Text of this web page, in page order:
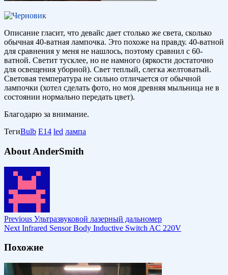
Описание гласит, что девайс дает столько же света, сколько
обычная 40-ватная лампочка. Это похоже на правду. 40-ватной
для сравнения у меня не нашлось, поэтому сравнил с 60-
ватной. Светит тусклее, но не намного (яркости достаточно
для освещения уборной). Свет теплый, слегка желтоватый.
Световая температура не сильно отличается от обычной
лампочки (хотел сделать фото, но моя древняя мыльница не в
состоянии нормально передать цвет).
Благодарю за внимание.
ТегиBulb E14 led лампа
About AnderSmith
Previous Ультразвуковой лазерный дальномер
Next Infrared Sensor Body Inductive Switch AC 220V
Похожие